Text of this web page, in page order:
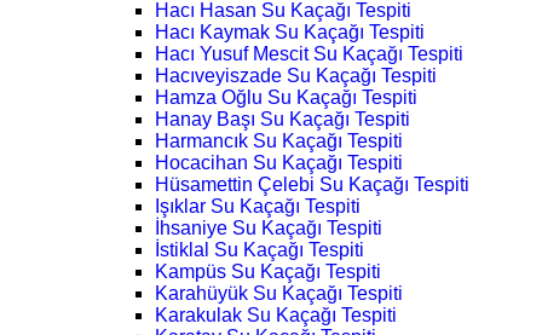
Hacı Hasan Su Kaçağı Tespiti
Hacı Kaymak Su Kaçağı Tespiti
Hacı Yusuf Mescit Su Kaçağı Tespiti
Hacıveyiszade Su Kaçağı Tespiti
Hamza Oğlu Su Kaçağı Tespiti
Hanay Başı Su Kaçağı Tespiti
Harmancık Su Kaçağı Tespiti
Hocacihan Su Kaçağı Tespiti
Hüsamettin Çelebi Su Kaçağı Tespiti
Işıklar Su Kaçağı Tespiti
İhsaniye Su Kaçağı Tespiti
İstiklal Su Kaçağı Tespiti
Kampüs Su Kaçağı Tespiti
Karahüyük Su Kaçağı Tespiti
Karakulak Su Kaçağı Tespiti